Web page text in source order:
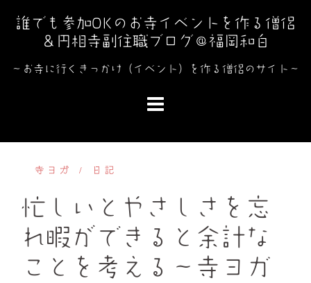
キ
誰でも参加OKのお寺イベントを作る僧侶
＆円相寺副住職ブログ＠福岡和白
～お寺に行くきっかけ（イベント）を作る僧侶のサイト～
寺ヨガ 日記
忙しいとやさしさを忘
れ暇ができると余計な
ことを考える～寺ヨガ